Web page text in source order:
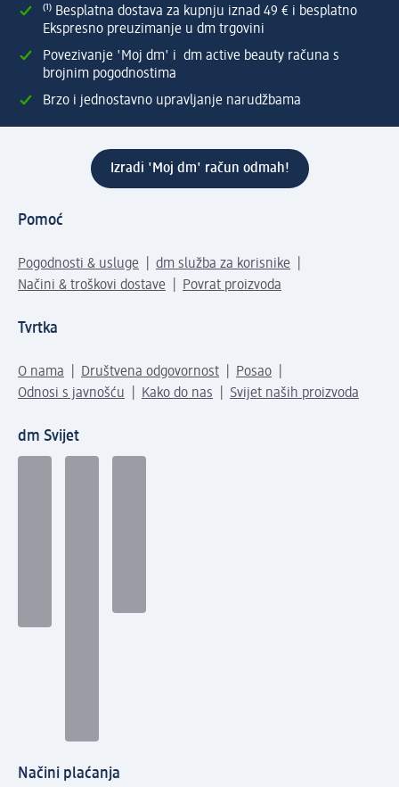
⁽¹⁾ Besplatna dostava za kupnju iznad 49 € i besplatno
Ekspresno preuzimanje u dm trgovini
Povezivanje 'Moj dm' i dm active beauty računa s
brojnim pogodnostima
Brzo i jednostavno upravljanje narudžbama
Izradi 'Moj dm' račun odmah!
Pomoć
Pogodnosti & usluge
dm služba za korisnike
Načini & troškovi dostave
Povrat proizvoda
Tvrtka
O nama Društvena odgovornost
Posao
Odnosi s javnošću
Kako do nas Svijet naših proizvoda
dm Svijet
Načini plaćanja